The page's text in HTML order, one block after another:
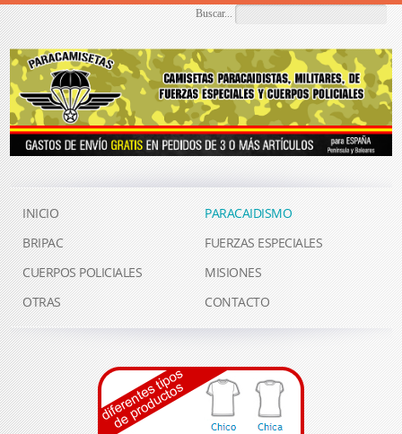
Buscar...
INICIO
PARACAIDISMO
BRIPAC
FUERZAS ESPECIALES
CUERPOS POLICIALES
MISIONES
OTRAS
CONTACTO